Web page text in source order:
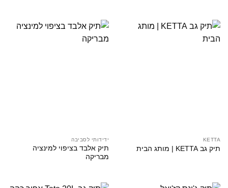
KETTA
תיק גב KETTA | מותג הבית
ידידותי לסביבה
תיק אלבד בציפוי למינציה
מבריקה